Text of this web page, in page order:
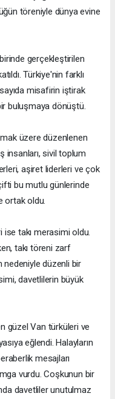
töreniyle dünya evine
gerçekleştirilen
Türkiye'nin farklı
misafirin iştirak
buluşmaya dönüştü.
üzere düzenlenen
insanları, sivil toplum
aşiret liderleri ve çok
bu mutlu günlerinde
ortak oldu.
ise takı merasimi oldu.
takı töreni zarf
nedeniyle düzenli bir
davetlilerin büyük
güzel Van türküleri ve
eğlendi. Halayların
mesajları
vurdu. Coşkunun bir
davetliler unutulmaz